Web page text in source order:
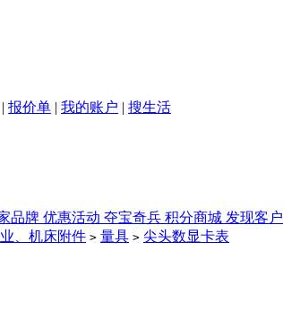
| 报价单 | 我的账户 | 搜生活
品牌 优惠活动 夺宝奇兵 积分商城 发现客户
、机床附件 > 量具 > 尖头数显卡表